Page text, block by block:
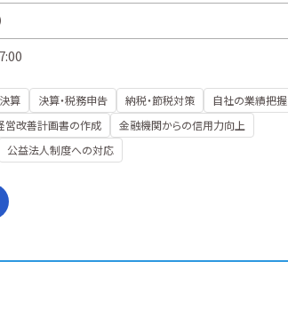
算 決算・税務申告 納税・節税対策
自社の業績把握
営改善計画書の作成
金融機関からの信用力向上
公益法人制度への対応